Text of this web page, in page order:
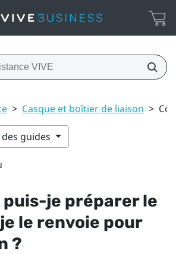
> Casque et boîtier de liaison >
guides
puis-je préparer le
le renvoie pour
?